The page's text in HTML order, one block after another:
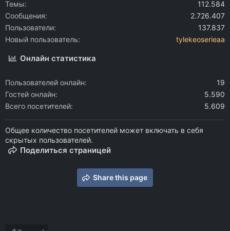
Темы
112.584
Сообщения
2.726.407
Пользователи
137.837
Новый пользователь
tylekeoserieaa
Онлайн статистика
Пользователей онлайн
19
Гостей онлайн
5.590
Всего посетителей
5.609
Общее количество посетителей может включать в себя
скрытых пользователей.
Поделиться страницей
Share this page